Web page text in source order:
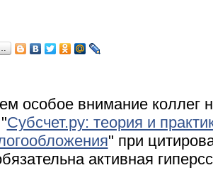
особое внимание коллег
Субсчет.ру: теория и
" при
активная